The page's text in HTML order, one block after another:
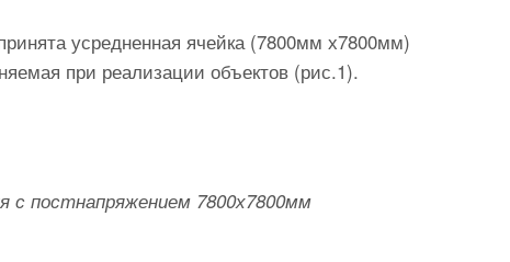
усредненная ячейка (7800мм х7800мм)
при реализации объектов (рис.1).
с постнапряжением 7800х7800мм